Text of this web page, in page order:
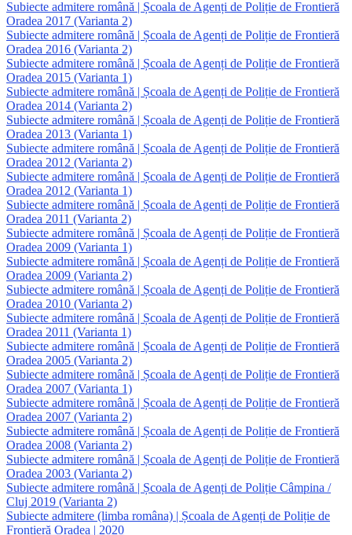
Subiecte admitere română | Școala de Agenți de Poliție de Frontieră
Oradea 2017 (Varianta 2)
Subiecte admitere română | Școala de Agenți de Poliție de Frontieră
Oradea 2016 (Varianta 2)
Subiecte admitere română | Școala de Agenți de Poliție de Frontieră
Oradea 2015 (Varianta 1)
Subiecte admitere română | Școala de Agenți de Poliție de Frontieră
Oradea 2014 (Varianta 2)
Subiecte admitere română | Școala de Agenți de Poliție de Frontieră
Oradea 2013 (Varianta 1)
Subiecte admitere română | Școala de Agenți de Poliție de Frontieră
Oradea 2012 (Varianta 2)
Subiecte admitere română | Școala de Agenți de Poliție de Frontieră
Oradea 2012 (Varianta 1)
Subiecte admitere română | Școala de Agenți de Poliție de Frontieră
Oradea 2011 (Varianta 2)
Subiecte admitere română | Școala de Agenți de Poliție de Frontieră
Oradea 2009 (Varianta 1)
Subiecte admitere română | Școala de Agenți de Poliție de Frontieră
Oradea 2009 (Varianta 2)
Subiecte admitere română | Școala de Agenți de Poliție de Frontieră
Oradea 2010 (Varianta 2)
Subiecte admitere română | Școala de Agenți de Poliție de Frontieră
Oradea 2011 (Varianta 1)
Subiecte admitere română | Școala de Agenți de Poliție de Frontieră
Oradea 2005 (Varianta 2)
Subiecte admitere română | Școala de Agenți de Poliție de Frontieră
Oradea 2007 (Varianta 1)
Subiecte admitere română | Școala de Agenți de Poliție de Frontieră
Oradea 2007 (Varianta 2)
Subiecte admitere română | Școala de Agenți de Poliție de Frontieră
Oradea 2008 (Varianta 2)
Subiecte admitere română | Școala de Agenți de Poliție de Frontieră
Oradea 2003 (Varianta 2)
Subiecte admitere română | Școala de Agenți de Poliție Câmpina /
Cluj 2019 (Varianta 2)
Subiecte admitere (limba româna) | Școala de Agenți de Poliție de
Frontieră Oradea | 2020